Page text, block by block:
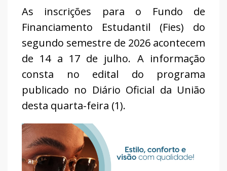
As inscrições para o Fundo de
Financiamento Estudantil (Fies) do
segundo semestre de 2026 acontecem
de 14 a 17 de julho. A informação
consta no edital do programa
publicado no Diário Oficial da União
desta quarta-feira (1).